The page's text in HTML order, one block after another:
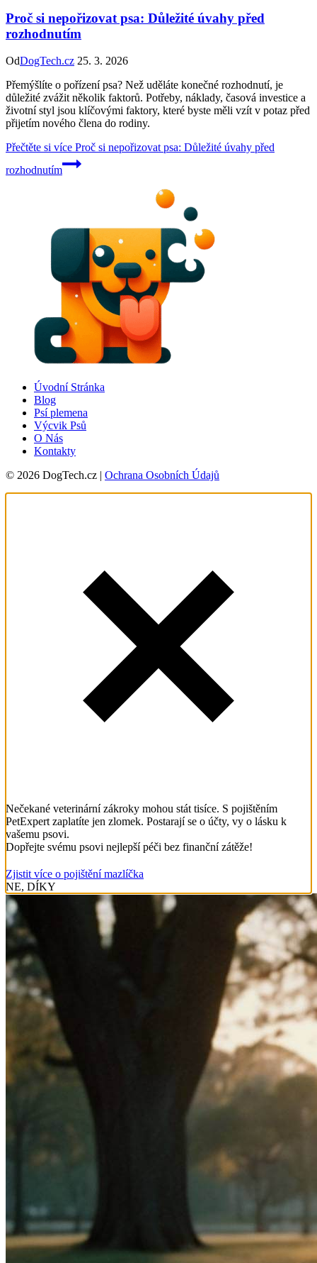
Proč si nepořizovat psa: Důležité úvahy před
rozhodnutím
OdDogTech.cz 25. 3. 2026
Přemýšlíte o pořízení psa? Než uděláte konečné rozhodnutí, je
důležité zvážit několik faktorů. Potřeby, náklady, časová investice a
životní styl jsou klíčovými faktory, které byste měli vzít v potaz před
přijetím nového člena do rodiny.
Přečtěte si více Proč si nepořizovat psa: Důležité úvahy před
rozhodnutím
Úvodní Stránka
Blog
Psí plemena
Výcvik Psů
O Nás
Kontakty
© 2026 DogTech.cz | Ochrana Osobních Údajů
Nečekané veterinární zákroky mohou stát tisíce. S pojištěním
PetExpert zaplatíte jen zlomek. Postarají se o účty, vy o lásku k
vašemu psovi.
Dopřejte svému psovi nejlepší péči bez finanční zátěže!
Zjistit více o pojištění mazlíčka
NE, DÍKY